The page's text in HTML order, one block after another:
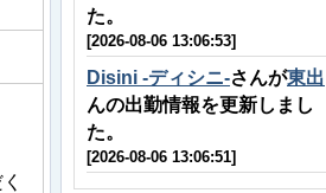
た。
[2026-08-06 13:06:53]
Disini -ディシニ-さんが東出
んの出勤情報を更新しまし
た。
[2026-08-06 13:06:51]